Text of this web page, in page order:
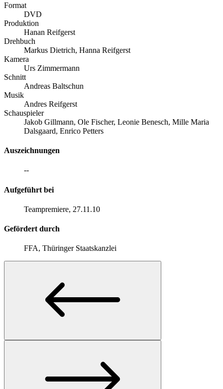
Format
DVD
Produktion
Hanan Reifgerst
Drehbuch
Markus Dietrich, Hanna Reifgerst
Kamera
Urs Zimmermann
Schnitt
Andreas Baltschun
Musik
Andres Reifgerst
Schauspieler
Jakob Gillmann, Ole Fischer, Leonie Benesch, Mille Maria
Dalsgaard, Enrico Petters
Auszeichnungen
--
Aufgeführt bei
Teampremiere, 27.11.10
Gefördert durch
FFA, Thüringer Staatskanzlei